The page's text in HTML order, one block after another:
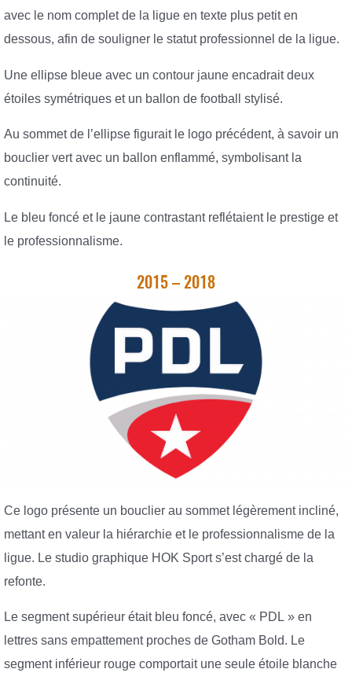
avec le nom complet de la ligue en texte plus petit en
dessous, afin de souligner le statut professionnel de la ligue.
Une ellipse bleue avec un contour jaune encadrait deux
étoiles symétriques et un ballon de football stylisé.
Au sommet de l’ellipse figurait le logo précédent, à savoir un
bouclier vert avec un ballon enflammé, symbolisant la
continuité.
Le bleu foncé et le jaune contrastant reflétaient le prestige et
le professionnalisme.
2015 – 2018
Ce logo présente un bouclier au sommet légèrement incliné,
mettant en valeur la hiérarchie et le professionnalisme de la
ligue. Le studio graphique HOK Sport s’est chargé de la
refonte.
Le segment supérieur était bleu foncé, avec « PDL » en
lettres sans empattement proches de Gotham Bold. Le
segment inférieur rouge comportait une seule étoile blanche